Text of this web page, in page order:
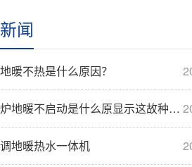
闻
暖不热是什么原因？
地暖不启动是什么原显示这故种解决···
地暖热水一体机